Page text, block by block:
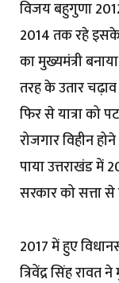
विजय बहुगुणा
2014 तक रहे इसके
का मुख्यमंत्री
तरह के उतार
फिर से यात्रा को
रोजगार विहीन
पाया उत्तराखंड में
सरकार को सत्ता
2017 में हुए
त्रिवेंद्र सिंह